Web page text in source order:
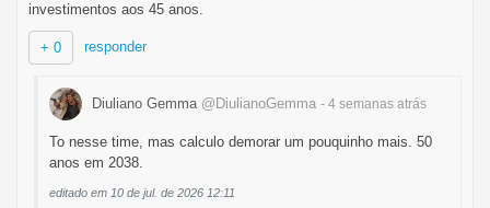
investimentos aos 45 anos.
+ 0 responder
Diuliano Gemma @DiulianoGemma - 4 semanas atrás
To nesse time, mas calculo demorar um pouquinho mais. 50
anos em 2038.
editado em 10 de jul. de 2026 12:11